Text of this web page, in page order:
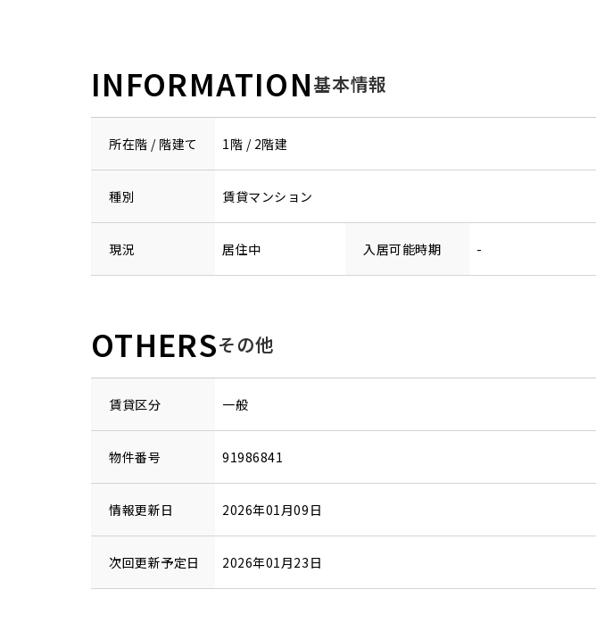
INFORMATION基本情報
所在階 / 階建て 1階 / 2階建
種別 賃貸マンション
現況 居住中 入居可能時期 -
OTHERSその他
賃貸区分 一般
物件番号 91986841
情報更新日 2026年01月09日
次回更新予定日 2026年01月23日